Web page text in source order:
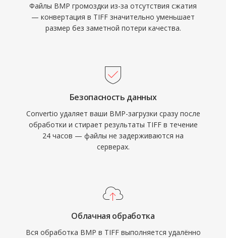
Файлы BMP громоздки из-за отсутствия сжатия
— конвертация в TIFF значительно уменьшает
размер без заметной потери качества.
Безопасность данных
Convertio удаляет ваши BMP-загрузки сразу после
обработки и стирает результаты TIFF в течение
24 часов — файлы не задерживаются на
серверах.
Облачная обработка
Вся обработка BMP в TIFF выполняется удалённо